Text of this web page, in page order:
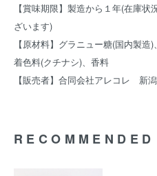
【賞味期限】製造から１年(在庫
ざいます)
【原材料】グラニュー糖(国内製
着色料(クチナシ)、香料
【販売者】合同会社アレコレ 新